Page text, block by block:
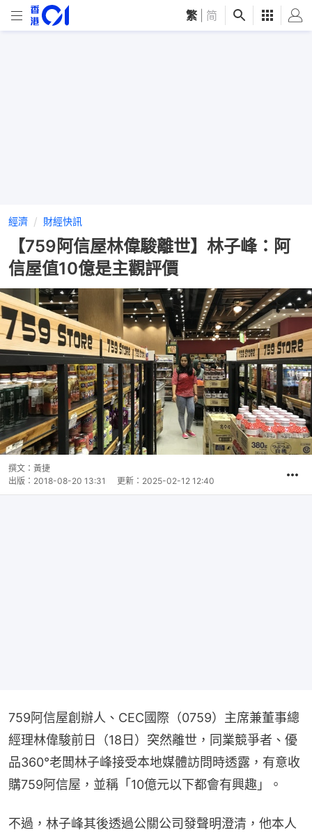
繁 简
經濟 財經快訊
【759阿信屋林偉駿離世】林子峰：阿
信屋值10億是主觀評價
撰文： 黃捷
出版： 2018-08-20 13:31 更新： 2025-02-12 12:40
759阿信屋創辦人、CEC國際（0759）主席兼董事總
經理林偉駿前日（18日）突然離世，同業競爭者、優
品360°老闆林子峰接受本地媒體訪問時透露，有意收
購759阿信屋，並稱「10億元以下都會有興趣」。
不過，林子峰其後透過公關公司發聲明澄清，他本人